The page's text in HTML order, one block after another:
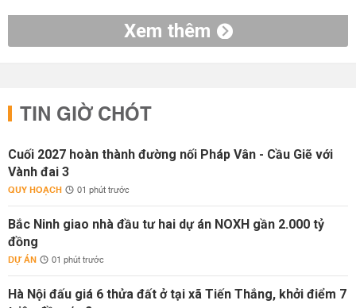
Xem thêm
TIN GIỜ CHÓT
Cuối 2027 hoàn thành đường nối Pháp Vân - Cầu Giẽ với
Vành đai 3
QUY HOẠCH 01 phút trước
Bắc Ninh giao nhà đầu tư hai dự án NOXH gần 2.000 tỷ
đồng
DỰ ÁN 01 phút trước
Hà Nội đấu giá 6 thửa đất ở tại xã Tiến Thắng, khởi điểm 7